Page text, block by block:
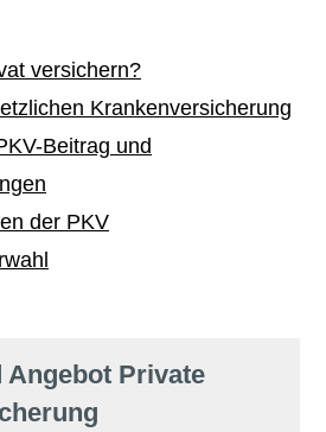
ver­sichern?
Kranken­ver­si­che­rung
Beitrag und
der PKV
Angebot Private